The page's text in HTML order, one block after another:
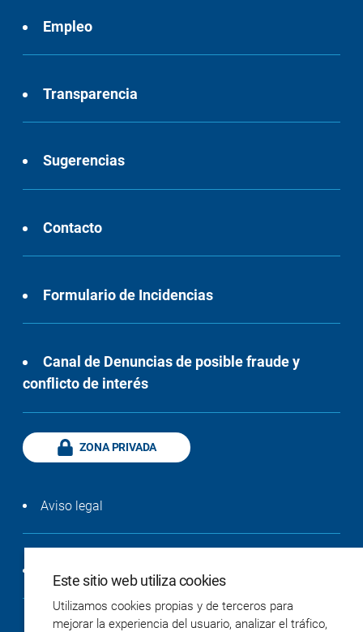
Empleo
Transparencia
Sugerencias
Contacto
Formulario de Incidencias
Canal de Denuncias de posible fraude y
conflicto de interés
ZONA PRIVADA
Aviso legal
Este sitio web utiliza cookies
Utilizamos cookies propias y de terceros para
mejorar la experiencia del usuario, analizar el tráfico,